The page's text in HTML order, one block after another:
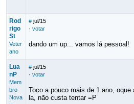
Rod
rigo
St
Veter
ano
# jul/15
· votar
dando um up... vamos lá pessoal!
Lua
nP
Mem
bro
Nova
# jul/15
· votar
Toco a pouco mais de 1 ano,
la, não custa tentar =P